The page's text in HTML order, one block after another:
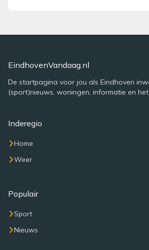
EindhovenVandaag.nl
De startpagina voor jou als Eindhoven
(sport)nieuws, woningen, informatie en
Inderegio
Home
Weer
Populair
Sport
Nieuws